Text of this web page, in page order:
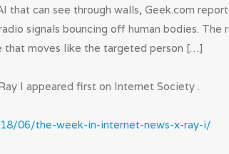
can see through walls, Geek.com
signals bouncing off human bodies. The
that moves like the targeted person […]
I appeared first on Internet Society .
06/the-week-in-internet-news-x-ray-i/